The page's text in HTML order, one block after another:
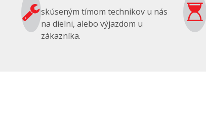
skúseným tímom technikov u nás
na dielni, alebo výjazdom u
zákazníka.